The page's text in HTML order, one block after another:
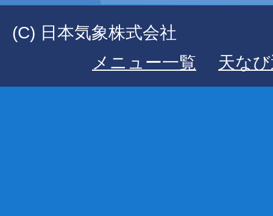
(C) 日本気象株式会社
メニュー一覧
天な